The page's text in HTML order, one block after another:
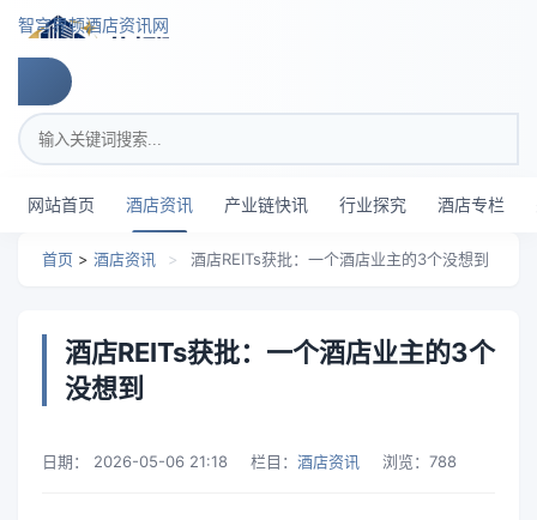
跳转到主要内容
智穹界顿酒店资讯网
搜索关键词
网站首页 酒店资讯 产业链快讯 行业探究 酒店专栏
首页 > 酒店资讯 > 酒店REITs获批：一个酒店业主的3个没想到
酒店REITs获批：一个酒店业主的3个
没想到
日期： 2026-05-06 21:18 栏目： 酒店资讯 浏览： 788